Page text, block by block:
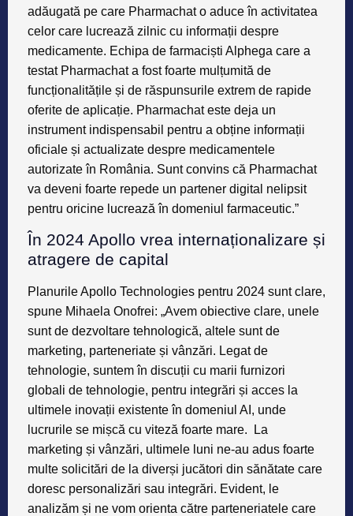
adăugată pe care Pharmachat o aduce în activitatea
celor care lucrează zilnic cu informații despre
medicamente. Echipa de farmaciști Alphega care a
testat Pharmachat a fost foarte mulțumită de
funcționalitățile și de răspunsurile extrem de rapide
oferite de aplicație. Pharmachat este deja un
instrument indispensabil pentru a obține informații
oficiale și actualizate despre medicamentele
autorizate în România. Sunt convins că Pharmachat
va deveni foarte repede un partener digital nelipsit
pentru oricine lucrează în domeniul farmaceutic.”
În 2024 Apollo vrea internaționalizare și
atragere de capital
Planurile Apollo Technologies pentru 2024 sunt clare,
spune Mihaela Onofrei: „Avem obiective clare, unele
sunt de dezvoltare tehnologică, altele sunt de
marketing, parteneriate și vânzări. Legat de
tehnologie, suntem în discuții cu marii furnizori
globali de tehnologie, pentru integrări și acces la
ultimele inovații existente în domeniul AI, unde
lucrurile se mișcă cu viteză foarte mare. La
marketing și vânzări, ultimele luni ne-au adus foarte
multe solicitări de la diverși jucători din sănătate care
doresc personalizări sau integrări. Evident, le
analizăm și ne vom orienta către parteneriatele care